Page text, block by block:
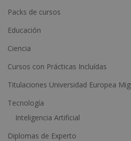
n
i
v
e
Packs de cursos
Educación
Ciencia
Cursos con Prácticas Incluídas
Titulaciones Universidad Europea
Tecnología
Inteligencia Artificial
Diplomas de Experto